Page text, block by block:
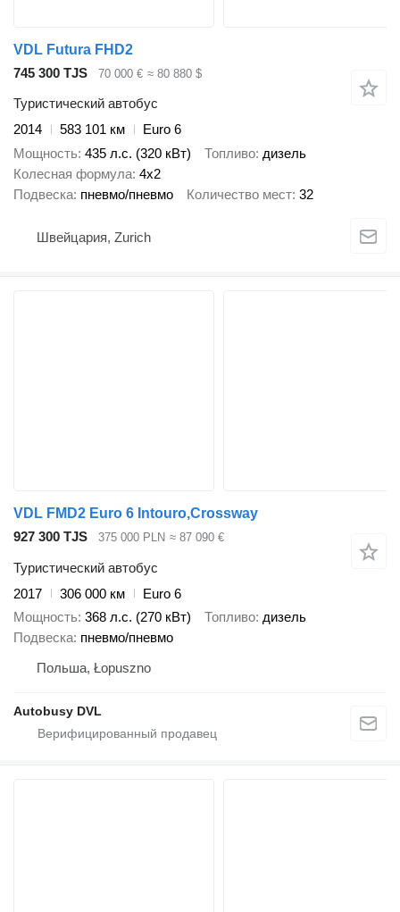
VDL Futura FHD2
745 300 TJS
70 000 € ≈ 80 880 $
Туристический автобус
2014
583 101 км
Euro 6
Мощность 435 л.с. (320 кВт) Топливо дизель
Колесная формула 4x2
Подвеска пневмо/пневмо Количество мест 32
Швейцария, Zurich
VDL FMD2 Euro 6 Intouro,Crossway
927 300 TJS
375 000 PLN ≈ 87 090 €
Туристический автобус
2017
306 000 км
Euro 6
Мощность 368 л.с. (270 кВт) Топливо дизель
Подвеска пневмо/пневмо
Польша, Łopuszno
Autobusy DVL